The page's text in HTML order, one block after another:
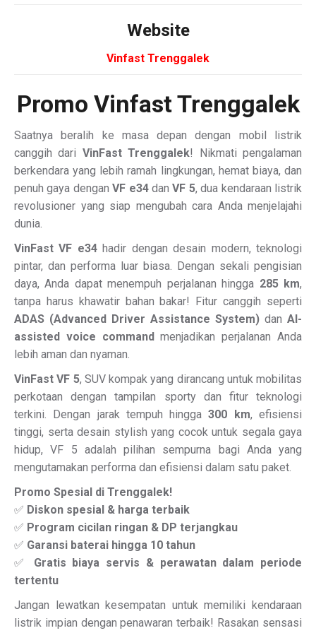
Website
Vinfast Trenggalek
Promo Vinfast Trenggalek
Saatnya beralih ke masa depan dengan mobil listrik
canggih dari VinFast Trenggalek! Nikmati pengalaman
berkendara yang lebih ramah lingkungan, hemat biaya, dan
penuh gaya denganVF e34danVF 5, dua kendaraan listrik
revolusioner yang siap mengubah cara Anda menjelajahi
dunia.
VinFast VF e34hadir dengan desain modern, teknologi
pintar, dan performa luar biasa. Dengan sekali pengisian
daya, Anda dapat menempuh perjalanan hingga 285 km,
tanpa harus khawatir bahan bakar! Fitur canggih seperti
ADAS (Advanced Driver Assistance System) dan AI-
assisted voice commandmenjadikan perjalanan Anda
lebih aman dan nyaman.
VinFast VF 5, SUV kompak yang dirancang untuk mobilitas
perkotaan dengan tampilan sporty dan fitur teknologi
terkini. Dengan jarak tempuh hingga300 km, efisiensi
tinggi, serta desain stylish yang cocok untuk segala gaya
hidup, VF 5 adalah pilihan sempurna bagi Anda yang
mengutamakan performa dan efisiensi dalam satu paket.
Promo Spesial di Trenggalek!
✅ Diskon spesial & harga terbaik
✅ Program cicilan ringan & DP terjangkau
✅ Garansi baterai hingga 10 tahun
✅ Gratis biaya servis & perawatan dalam periode
tertentu
Jangan lewatkan kesempatan untuk memiliki kendaraan
listrik impian dengan penawaran terbaik! Rasakan sensasi